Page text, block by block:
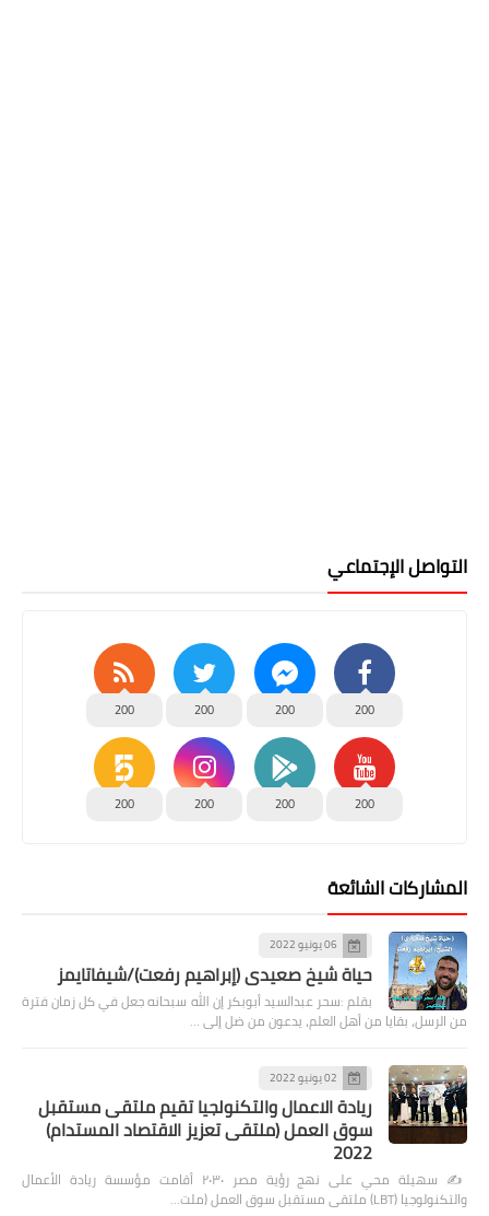
التواصل الإجتماعي
200
200
200
200
200
200
200
200
المشاركات الشائعة
06 يونيو 2022
حياة شيخ صعيدى (إبراهيم رفعت)/شيفاتايمز
بقلم :سحر عبدالسيد أبوبكر إن الله سبحانه جعل في كل زمان فترة
من الرسل، بقايا من أهل العلم، يدعون من ضل إلى …
02 يونيو 2022
ريادة الاعمال والتكنولجيا تقيم ملتقى مستقبل
سوق العمل (ملتقى تعزيز الاقتصاد المستدام)
2022
✍️ سهيلة محي على نهج رؤية مصر ٢٠٣٠ أقامت مؤسسة ريادة الأعمال
والتكنولوجيا (LBT) ملتقى مستقبل سوق العمل (ملت…